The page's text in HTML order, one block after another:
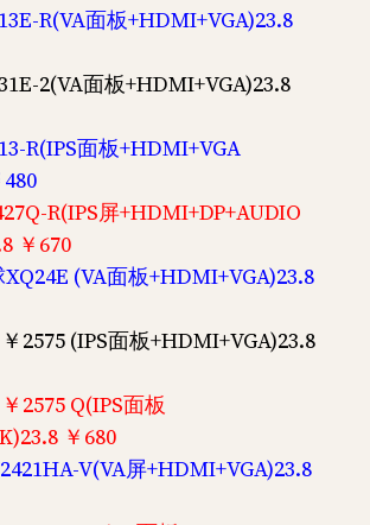
R(VA面板+HDMI+VGA)23.8
2(VA面板+HDMI+VGA)23.8
R(IPS面板+HDMI+VGA
R(IPS屏+HDMI+DP+AUDIO
￥670
(VA面板+HDMI+VGA)23.8
2575 (IPS面板+HDMI+VGA)23.8
2575 Q(IPS面板
￥680
V(VA屏+HDMI+VGA)23.8